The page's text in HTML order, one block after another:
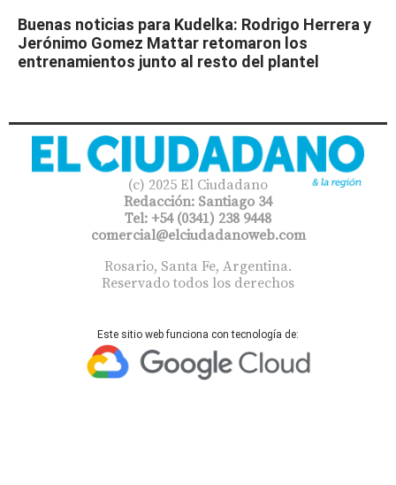
Buenas noticias para Kudelka: Rodrigo Herrera y
Jerónimo Gomez Mattar retomaron los
entrenamientos junto al resto del plantel
(c) 2025 El Ciudadano
Redacción: Santiago 34
Tel: +54 (0341) 238 9448
comercial@elciudadanoweb.com​
Rosario, Santa Fe, Argentina.
Reservado todos los derechos
Este sitio web funciona con tecnología de: